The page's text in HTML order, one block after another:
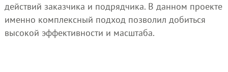
действий заказчика и подрядчика. В данном проекте
именно комплексный подход позволил добиться
высокой эффективности и масштаба.